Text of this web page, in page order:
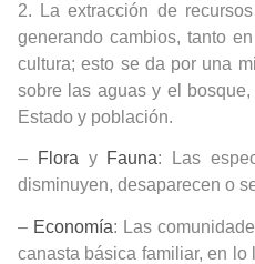
2.
La extracción de
generando cambios, tanto
cultura; esto se da por una
sobre las aguas y el
Estado y población.
– Floray Fauna: Las
disminuyen, desaparecen o
– Economía: Las
canasta básica familiar, en